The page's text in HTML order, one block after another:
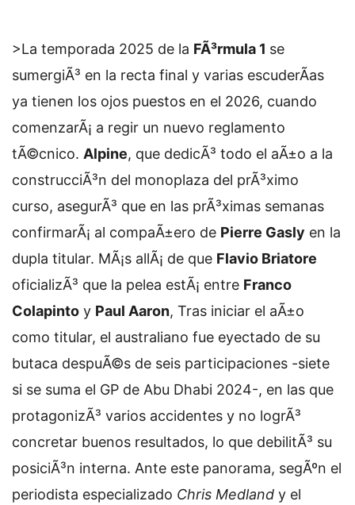
>La temporada 2025 de la FÃ³rmula 1 se
sumergiÃ³ en la recta final y varias escuderÃ­as
ya tienen los ojos puestos en el 2026, cuando
comenzarÃ¡ a regir un nuevo reglamento
tÃ©cnico. Alpine, que dedicÃ³ todo el aÃ±o a la
construcciÃ³n del monoplaza del prÃ³ximo
curso, asegurÃ³ que en las prÃ³ximas semanas
confirmarÃ¡ al compaÃ±ero de Pierre Gasly en la
dupla titular. MÃ¡s allÃ¡ de que Flavio Briatore
oficializÃ³ que la pelea estÃ¡ entre Franco
Colapinto y Paul Aaron, Tras iniciar el aÃ±o
como titular, el australiano fue eyectado de su
butaca despuÃ©s de seis participaciones -siete
si se suma el GP de Abu Dhabi 2024-, en las que
protagonizÃ³ varios accidentes y no logrÃ³
concretar buenos resultados, lo que debilitÃ³ su
posiciÃ³n interna. Ante este panorama, segÃºn el
periodista especializado Chris Medland y el